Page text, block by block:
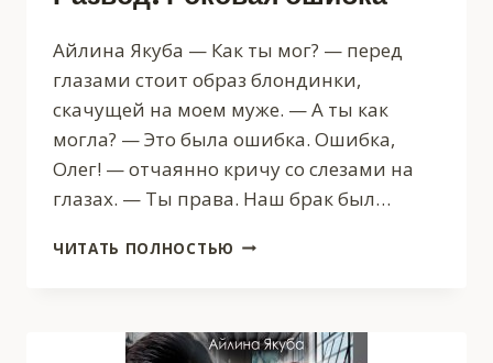
Айлина Якуба — Как ты мог? — перед
глазами стоит образ блондинки,
скачущей на моем муже. — А ты как
могла? — Это была ошибка. Ошибка,
Олег! — отчаянно кричу со слезами на
глазах. — Ты права. Наш брак был…
ЧИТАТЬ ПОЛНОСТЬЮ РАЗВОД.